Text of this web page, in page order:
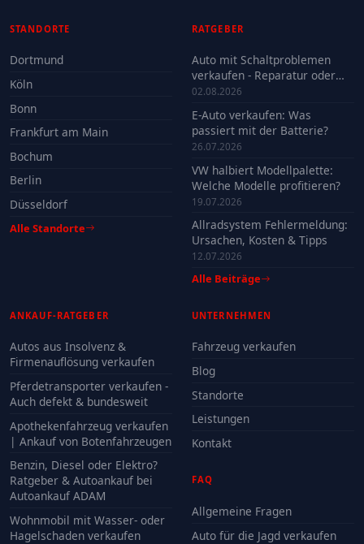
STANDORTE
Dortmund
Köln
Bonn
Frankfurt am Main
Bochum
Berlin
Düsseldorf
Alle Standorte
RATGEBER
Auto mit Schaltproblemen
verkaufen - Reparatur oder
Verkauf?
02.08.2026
E-Auto verkaufen: Was
passiert mit der Batterie?
26.07.2026
VW halbiert Modellpalette:
Welche Modelle profitieren?
19.07.2026
Allradsystem Fehlermeldung:
Ursachen, Kosten & Tipps
12.07.2026
Alle Beiträge
ANKAUF-RATGEBER
Autos aus Insolvenz &
Firmenauflösung verkaufen
Pferdetransporter verkaufen -
Auch defekt & bundesweit
Apothekenfahrzeug verkaufen
| Ankauf von Botenfahrzeugen
Benzin, Diesel oder Elektro?
Ratgeber & Autoankauf bei
Autoankauf ADAM
Wohnmobil mit Wasser- oder
Hagelschaden verkaufen
UNTERNEHMEN
Fahrzeug verkaufen
Blog
Standorte
Leistungen
Kontakt
FAQ
Allgemeine Fragen
Auto für die Jagd verkaufen